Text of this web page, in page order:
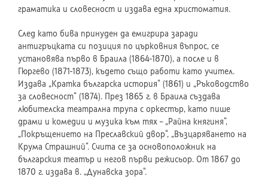
граматика и словесност и издава една христоматия.
След като бива принуден да емигрира заради
антигръцката си позиция по църковния въпрос, се
установява първо в Браила (1864-1870), а после и в
Гюргево (1871-1873), където също работи като учител.
Издава „Кратка българска история“ (1861) и „Ръководство
за словесност“ (1874). През 1865 г. в Браила създава
любителска театрална трупа с оркестър, като пише
драми и комедии и музика към тях – „Райна княгиня“,
„Покръщението на Преславский двор“, „Възцаряването на
Крума Страшний“. Счита се за основоположник на
българския театър и негов първи режисьор. От 1867 до
1870 г. издава в. „Дунавска зора“.